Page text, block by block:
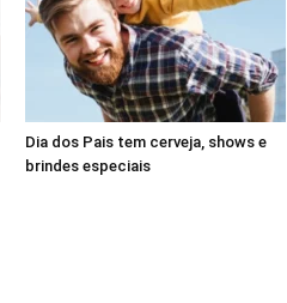
Dia dos Pais tem cerveja, shows e
brindes especiais